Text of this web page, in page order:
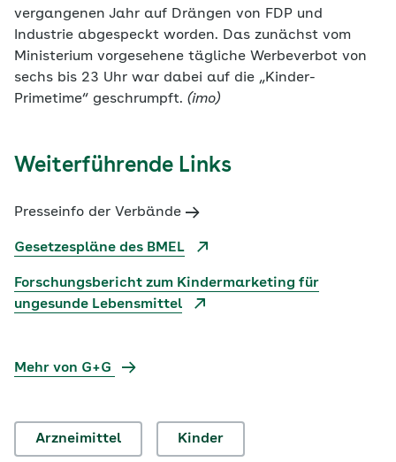
vergangenen Jahr auf Drängen von FDP und
Industrie abgespeckt worden. Das zunächst vom
Ministerium vorgesehene tägliche Werbeverbot von
sechs bis 23 Uhr war dabei auf die „Kinder-
Primetime“ geschrumpft. (imo)
Weiterführende Links
Presseinfo der Verbände
Gesetzespläne des BMEL
Forschungsbericht zum Kindermarketing für
ungesunde Lebensmittel
Mehr von G+G
Arzneimittel Kinder